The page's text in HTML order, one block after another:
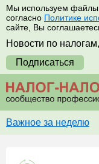
Мы используем файлы
согласно Политике
сайте, Вы
Новости по
Подписаться
Важное за неделю